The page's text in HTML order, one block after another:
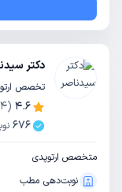
دکتر
تخصص
4.6
(
676
متخصص ارتوپدی
نوبت‌دهی مطب